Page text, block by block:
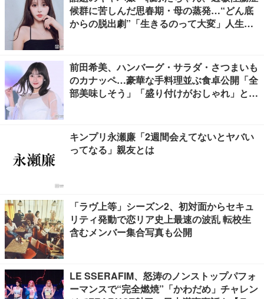
候群に苦しんだ思春期・母の蒸発…“どん底
からの脱出劇”「生きるのって大変」人生変
前田希美、ハンバーグ・サラダ・さつまいも
のカナッペ…豪華な手料理並ぶ食卓公開「全
部美味しそう」「盛り付けがおしゃれ」と絶
キンプリ永瀬廉「2週間会えてないとヤバい
ってなる」親友とは
「ラヴ上等」シーズン2、初対面からセキュ
リティ発動で恋リア史上最速の波乱 転校生
含むメンバー集合写真も公開
LE SSERAFIM、怒涛のノンストップパフォ
ーマンスで“完全燃焼”「かわだめ」チャレン